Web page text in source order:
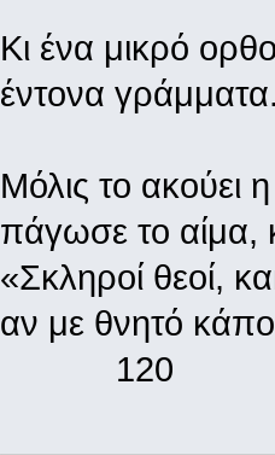
Κι ένα μικρό
έντονα
Μόλις το ακούει
πάγωσε το αίμα,
«Σκληροί θεοί,
αν με θνητό
120